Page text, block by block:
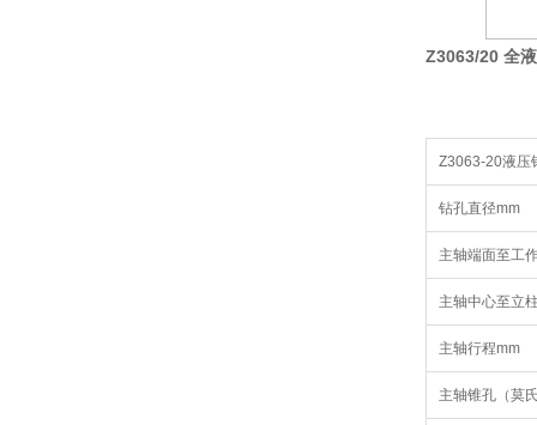
Z3063/20 全
Z3063-20液压
钻孔直径mm
主轴端面至工
主轴中心至立
主轴行程mm
主轴锥孔（莫